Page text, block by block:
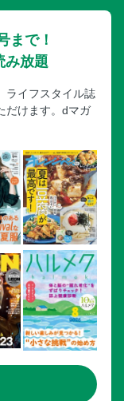
まで！
み放題
ライフスタイル誌
だけます。dマガ